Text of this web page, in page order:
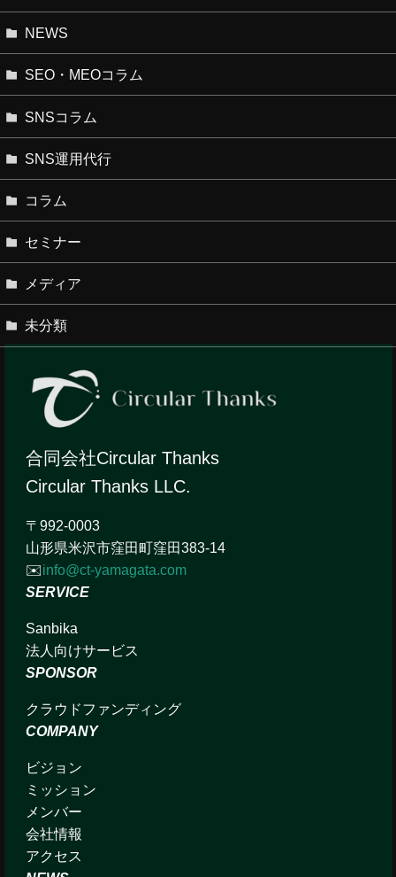
NEWS
SEO・MEOコラム
SNSコラム
SNS運用代行
コラム
セミナー
メディア
未分類
合同会社Circular Thanks
​Circular Thanks LLC.
〒992-0003
山形県米沢市窪田町窪田383-14
✉️info@ct-yamagata.com
SERVICE
Sanbika
法人向けサービス
SPONSOR
クラウドファンディング
COMPANY
ビジョン
ミッション
メンバー
会社情報
アクセス